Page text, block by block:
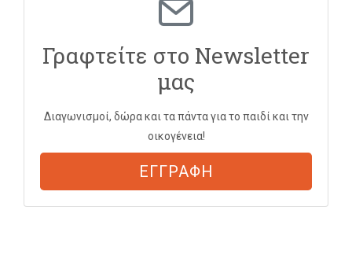
Γραφτείτε στο Newsletter
μας
Διαγωνισμοί, δώρα και τα πάντα για το παιδί και την
οικογένεια!
ΕΓΓΡΑΦΗ